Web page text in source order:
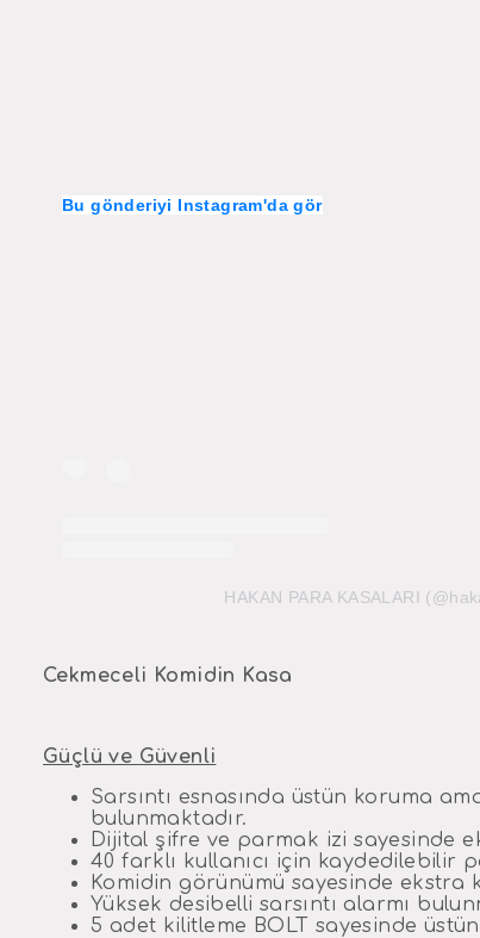
Bu gönderiyi Instagram'da gör
HAKAN PARA KASALARI
Cekmeceli Komidin Kasa
Güçlü ve Güvenli
Sarsıntı esnasında üstün koruma
bulunmaktadır.
Dijital şifre ve parmak izi sayesinde
40 farklı kullanıcı için kaydedilebilir
Komidin görünümü sayesinde ekstra
Yüksek desibelli sarsıntı alarmı
5 adet kilitleme BOLT sayesinde